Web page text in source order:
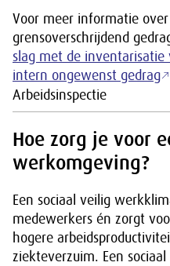
Voor meer informatie
grensoverschrijdend
slag met de inventarisatie
intern ongewenst gedrag
Arbeidsinspectie
Hoe zorg je voor
werkomgeving?
Een sociaal veilig
medewerkers én zorgt
hogere
ziekteverzuim. Een